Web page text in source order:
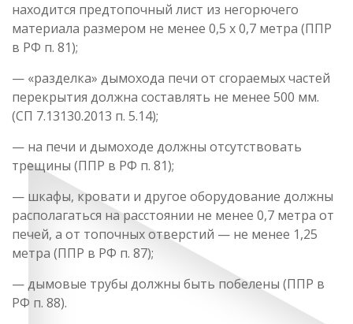
находится предтопочный лист из негорючего
материала размером не менее 0,5 x 0,7 метра (ППР
в РФ п. 81);
— «разделка» дымохода печи от сгораемых частей
перекрытия должна составлять не менее 500 мм.
(СП 7.13130.2013 п. 5.14);
— на печи и дымоходе должны отсутствовать
трещины (ППР в РФ п. 81);
— шкафы, кровати и другое оборудование должны
располагаться на расстоянии не менее 0,7 метра от
печей, а от топочных отверстий — не менее 1,25
метра (ППР в РФ п. 87);
— дымовые трубы должны быть побелены (ППР в
РФ п. 88).